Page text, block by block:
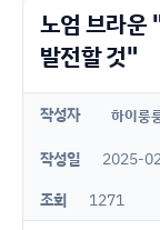
노엄 브라운
발전할 것"
작성자 하이룽
작성일
2025-
조회
1271